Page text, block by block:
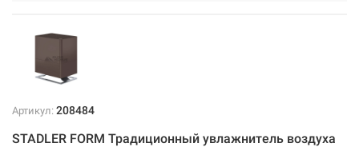
Артикул: 208484
STADLER FORM Традиционный увлажнитель воздуха